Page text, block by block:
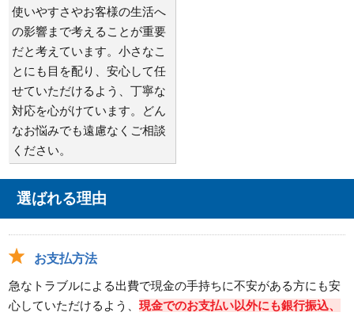
使いやすさやお客様の生活へ
の影響まで考えることが重要
だと考えています。小さなこ
とにも目を配り、安心して任
せていただけるよう、丁寧な
対応を心がけています。どん
なお悩みでも遠慮なくご相談
ください。
選ばれる理由
お支払方法
急なトラブルによる出費で現金の手持ちに不安がある方にも安
心していただけるよう、現金でのお支払い以外にも銀行振込、